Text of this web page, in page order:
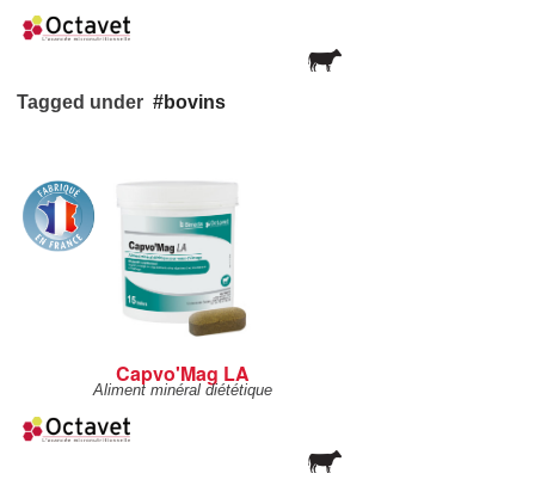
Tagged under bovins
Capvo'Mag LA
Aliment minéral diététique